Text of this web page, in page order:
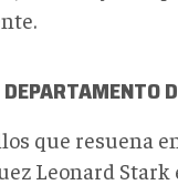
que resuena
Leonard Stark